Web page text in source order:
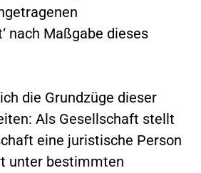
nach Maßgabe dieses
die Grundzüge dieser
Als Gesellschaft stellt
eine juristische Person
unter bestimmten